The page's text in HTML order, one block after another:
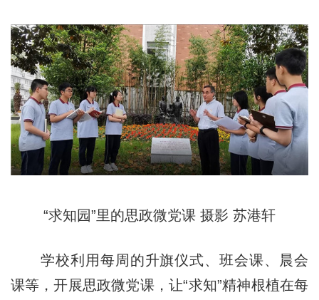
“求知园”里的思政微党课 摄影 苏港轩
学校利用每周的升旗仪式、班会课、晨会
课等，开展思政微党课，让“求知”精神根植在每